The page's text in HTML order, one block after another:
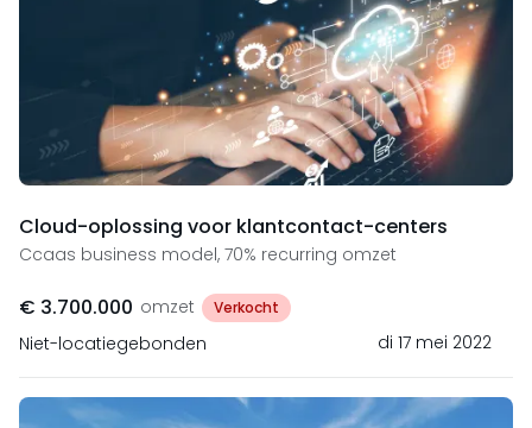
Cloud-oplossing voor klantcontact-centers
Ccaas business model, 70% recurring omzet
€ 3.700.000 omzet Verkocht
Niet-locatiegebonden di 17 mei 2022